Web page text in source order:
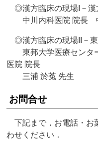
◎漢方臨床の現場I－漢
中川内科医院 院長
◎漢方臨床の現場II－東
東邦大学医療センタ
医院 院長
三浦 於菟 先生
お問合せ
下記まで，お電話・お
わせください．